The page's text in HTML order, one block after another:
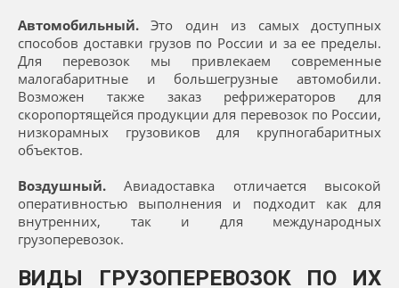
Автомобильный. Это один из самых доступных
способов доставки грузов по России и за ее пределы.
Для перевозок мы привлекаем современные
малогабаритные и большегрузные автомобили.
Возможен также заказ рефрижераторов для
скоропортящейся продукции для перевозок по России,
низкорамных грузовиков для крупногабаритных
объектов.
Воздушный. Авиадоставка отличается высокой
оперативностью выполнения и подходит как для
внутренних, так и для международных
грузоперевозок.
ВИДЫ ГРУЗОПЕРЕВОЗОК ПО ИХ